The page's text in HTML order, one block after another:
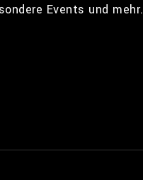
Events und mehr.